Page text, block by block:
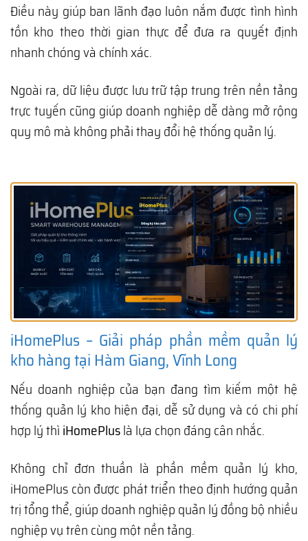
Điều này giúp ban lãnh đạo luôn nắm được tình hình
tồn kho theo thời gian thực để đưa ra quyết định
nhanh chóng và chính xác.
Ngoài ra, dữ liệu được lưu trữ tập trung trên nền tảng
trực tuyến cũng giúp doanh nghiệp dễ dàng mở rộng
quy mô mà không phải thay đổi hệ thống quản lý.
iHomePlus – Giải pháp phần mềm quản lý
kho hàng tại Hàm Giang, Vĩnh Long
Nếu doanh nghiệp của bạn đang tìm kiếm một hệ
thống quản lý kho hiện đại, dễ sử dụng và có chi phí
hợp lý thì iHomePluslà lựa chọn đáng cân nhắc.
Không chỉ đơn thuần là phần mềm quản lý kho,
iHomePlus còn được phát triển theo định hướng quản
trị tổng thể, giúp doanh nghiệp quản lý đồng bộ nhiều
nghiệp vụ trên cùng một nền tảng.